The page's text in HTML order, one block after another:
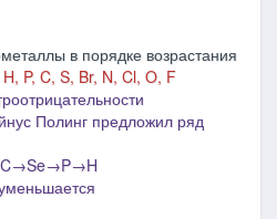
в порядке возрастания
H, P, C, S, Br, N, Cl, O, F
Полинг предложил ряд